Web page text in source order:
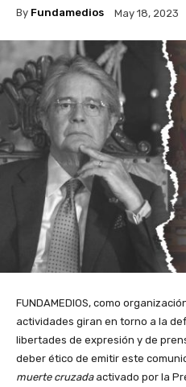
By Fundamedios May 18, 2023
FUNDAMEDIOS, como
actividades giran en torno a la
libertades de expresión y de
deber ético de emitir este
muerte cruzadaactivado por la